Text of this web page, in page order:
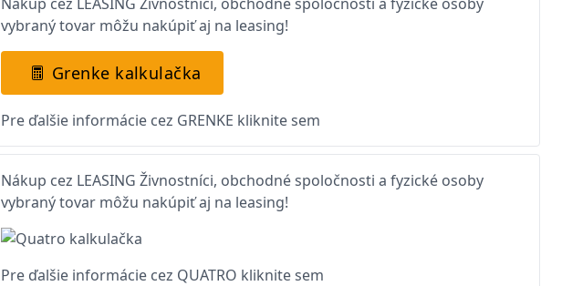
vybraný tovar môžu nakúpiť aj na leasing!
Grenke kalkulačka
Pre ďalšie informácie cez GRENKE kliknite sem
Nákup cez LEASING Živnostníci, obchodné spoločnosti a fyzické osoby
vybraný tovar môžu nakúpiť aj na leasing!
Pre ďalšie informácie cez QUATRO kliknite sem